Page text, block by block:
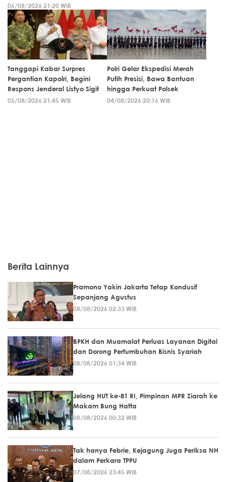
06/08/2026 21:20 WIB
Tanggapi Kabar Surpres
Pergantian Kapolri, Begini
Respons Jenderal Listyo Sigit
05/08/2026 21:45 WIB
Polri Gelar Ekspedisi Merah
Putih Presisi, Bawa Bantuan
hingga Perkuat Polsek
04/08/2026 20:16 WIB
Berita Lainnya
Pramono Yakin Jakarta Tetap Kondusif
Sepanjang Agustus
08/08/2026 02:33 WIB
BPKH dan Muamalat Perluas Layanan Digital
dan Dorong Pertumbuhan Bisnis Syariah
08/08/2026 01:34 WIB
Jelang HUT ke-81 RI, Pimpinan MPR Ziarah ke
Makam Bung Hatta
08/08/2026 00:32 WIB
Tak hanya Febrie, Kejagung Juga Periksa NH
dalam Perkara TPPU
07/08/2026 23:45 WIB